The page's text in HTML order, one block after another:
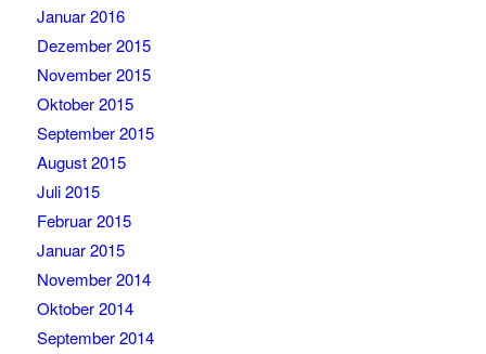
Januar 2016
Dezember 2015
November 2015
Oktober 2015
September 2015
August 2015
Juli 2015
Februar 2015
Januar 2015
November 2014
Oktober 2014
September 2014